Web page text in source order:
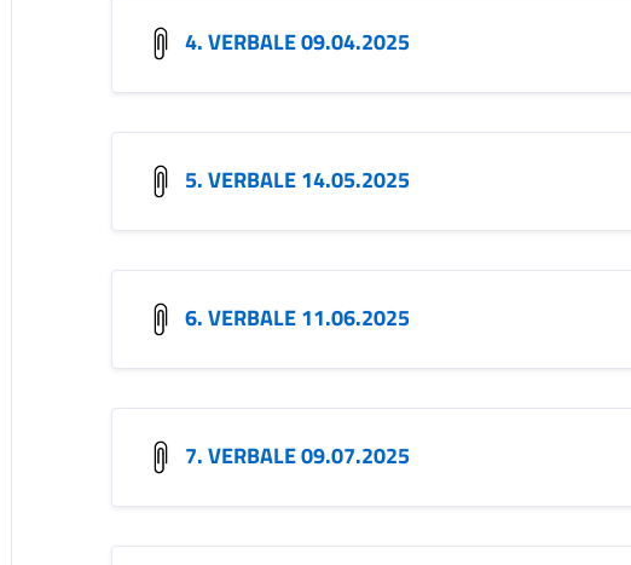
4. VERBALE 09.04.2025
5. VERBALE 14.05.2025
6. VERBALE 11.06.2025
7. VERBALE 09.07.2025